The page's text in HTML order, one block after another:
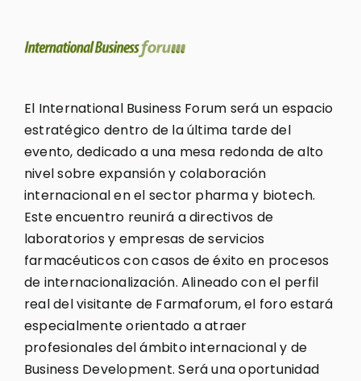
El International Business Forum será un espacio
estratégico dentro de la última tarde del
evento, dedicado a una mesa redonda de alto
nivel sobre expansión y colaboración
internacional en el sector pharma y biotech.
Este encuentro reunirá a directivos de
laboratorios y empresas de servicios
farmacéuticos con casos de éxito en procesos
de internacionalización. Alineado con el perfil
real del visitante de Farmaforum, el foro estará
especialmente orientado a atraer
profesionales del ámbito internacional y de
Business Development. Será una oportunidad